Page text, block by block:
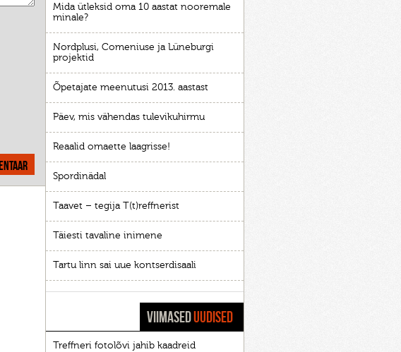
Mida ütleksid oma 10 aastat nooremale
minale?
Nordplusi, Comeniuse ja Lüneburgi
projektid
Õpetajate meenutusi 2013. aastast
Päev, mis vähendas tulevikuhirmu
Reaalid omaette laagrisse!
Spordinädal
Taavet – tegija T(t)reffnerist
Täiesti tavaline inimene
Tartu linn sai uue kontserdisaali
VIIMASEDUUDISED
Treffneri fotolõvi jahib kaadreid